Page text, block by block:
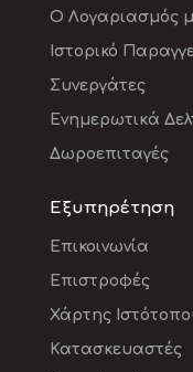
O Λογαριασμός
Ιστορικό
Συνεργάτες
Ενημερωτικά
Δωροεπιταγές
Εξυπηρέτηση
Επικοινωνία
Επιστροφές
Χάρτης
Κατασκευαστές